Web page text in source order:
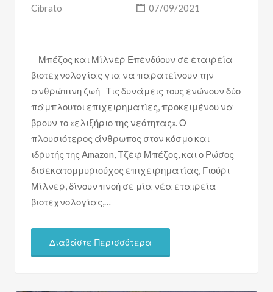
Cibrato 07/09/2021
Μπέζος και Μίλνερ Επενδύουν σε εταιρεία
βιοτεχνολογίας για να παρατείνουν την
ανθρώπινη ζωή Tις δυνάμεις τους ενώνουν δύο
πάμπλουτοι επιχειρηματίες, προκειμένου να
βρουν το «ελιξήριο της νεότητας». Ο
πλουσιότερος άνθρωπος στον κόσμο και
ιδρυτής της Amazon, Tζεφ Μπέζος, και ο Ρώσος
δισεκατομμυριούχος επιχειρηματίας, Γιούρι
Μίλνερ, δίνουν πνοή σε μία νέα εταιρεία
βιοτεχνολογίας,…
Διαβάστε Περισσότερα